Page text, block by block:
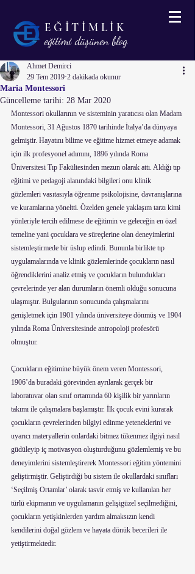
EĞİTİMLİK
eğitimi düşünen blog
Maria Montessori
Ahmet Demirci
29 Tem 2019 2 dakikada okunur
Güncelleme tarihi: 28 Mar 2020
Montessori okullarının ve sisteminin yaratıcısı olan Madam
Montessori, 31 Ağustos 1870 tarihinde İtalya’da dünyaya
gelmiştir. Hayatını bilime ve eğitime hizmet etmeye adamak
için ilk profesyonel adımını, 1896 yılında Roma
Üniversitesi Tıp Fakültesinden mezun olarak attı. Aldığı tıp
eğitimi ve pedagoji alanındaki bilgileri onu klinik
gözlemleri vasıtasıyla öğrenme psikolojisine, davranışlarına
ve kuramlarına yöneltti. Özelden genele yaklaşım tarzı kimi
yönleriyle tercih edilmese de eğitimin ve geleceğin en özel
temeline yani çocuklara ve süreçlerine olan deneyimlerini
sistemleştirmede bir üslup edindi. Bununla birlikte tıp
uygulamalarında ve klinik gözlemlerinde çocukların nasıl
öğrendiklerini analiz etmiş ve çocukların bulundukları
çevrelerinde yer alan durumların önemli olduğu sonucuna
ulaşmıştır. Bulgularının sonucunda çalışmalarını
genişletmek için 1901 yılında üniversiteye dönmüş ve 1904
yılında Roma Üniversitesinde antropoloji profesörü
olmuştur.
Çocukların eğitimine büyük önem veren Montessori,
1906’da buradaki görevinden ayrılarak gerçek bir
laboratuvar olan sınıf ortamında 60 kişilik bir yarınların
takımı ile çalışmalara başlamıştır. İlk çocuk evini kurarak
çocukların çevrelerinden bilgiyi edinme yeteneklerini ve
uyarıcı materyallerin onlardaki bitmez tükenmez ilgiyi nasıl
güdüleyip iç motivasyon oluşturduğunu gözlemlemiş ve bu
deneyimlerini sistemleştirerek Montessori eğitim yöntemini
geliştirmiştir. Geliştirdiği bu sistem ile okullardaki sınıfları
‘Seçilmiş Ortamlar’ olarak tasvir etmiş ve kullanılan her
türlü ekipmanın ve uygulamanın gelişigüzel seçilmediğini,
çocukların yetişkinlerden yardım almaksızın kendi
kendilerini doğal gözlem ve hayata dönük becerileri ile
yetiştirmektedir.